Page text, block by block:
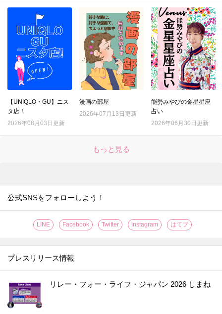
【UNIQLO・GU】ニス
タ店！
2026年08月03日更新
漫画の部屋
2026年07月13日更新
能勢みやびの金星星座
占い
2026年06月30日更新
もっと見る
公式SNSをフォローしよう！
LINE Facebook Twitter instagram はてブ
プレスリリース情報
リレー・フォー・ライフ・ジャパン 2026 しまね